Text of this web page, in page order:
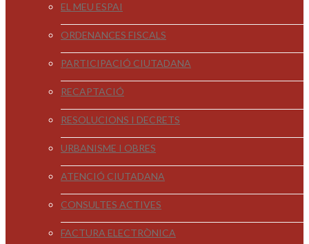
EL MEU ESPAI
ORDENANCES FISCALS
PARTICIPACIÓ CIUTADANA
RECAPTACIÓ
RESOLUCIONS I DECRETS
URBANISME I OBRES
ATENCIÓ CIUTADANA
CONSULTES ACTIVES
FACTURA ELECTRÒNICA